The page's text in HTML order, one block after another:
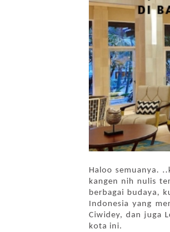
Haloo semuanya.
kangen nih nulis
berbagai budaya,
Indonesia yang
Ciwidey, dan juga
kota ini.